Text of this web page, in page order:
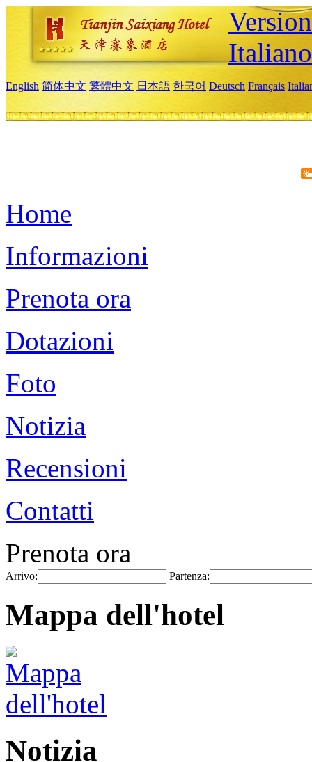
Italiano
English 简体中文 繁體中文 日本語 한국어 Deutsch Français
Home
Informazioni
Prenota ora
Dotazioni
Foto
Notizia
Recensioni
Contatti
Prenota ora
Arrivo: Partenza:
Mappa dell'hotel
Notizia